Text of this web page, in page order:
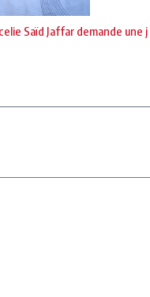
Saïd Jaffar demande une j